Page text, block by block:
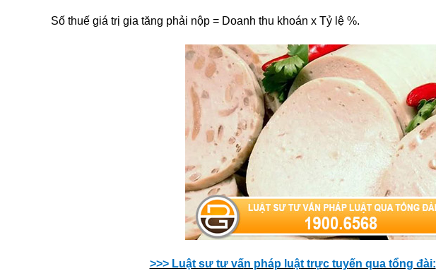
Số thuế giá trị gia tăng phải nộp = Doanh thu khoán x Tỷ lệ %.
>>> Luật sư tư vấn pháp luật trực tuyến qua tổng đài: